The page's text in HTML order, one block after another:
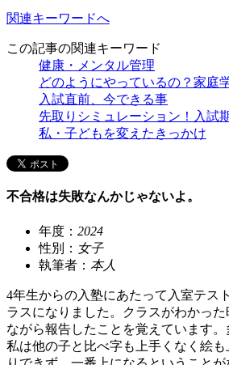
関連キーワードへ
この記事の関連キーワード
健康・メンタル管理
どのようにやっているの？家庭
入試直前、今できる事
先取りシミュレーション！入試
私・子どもを変えたきっかけ
不合格は失敗なんかじゃないよ。
年度： 2024
性別： 女子
執筆者： 本人
4年生からの入塾にあたって入室テス
ラスになりました。クラスがわかっ
ながら報告したことを覚えています
私は他の子と比べ字も上手くなく絵も